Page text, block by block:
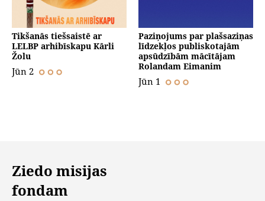
Tikšanās tiešsaistē ar
LELBP arhibīskapu Kārli
Žolu
Jūn 2
Paziņojums par plašsaziņas
līdzekļos publiskotajām
apsūdzībām mācītājam
Rolandam Eimanim
Jūn 1
Ziedo misijas
fondam